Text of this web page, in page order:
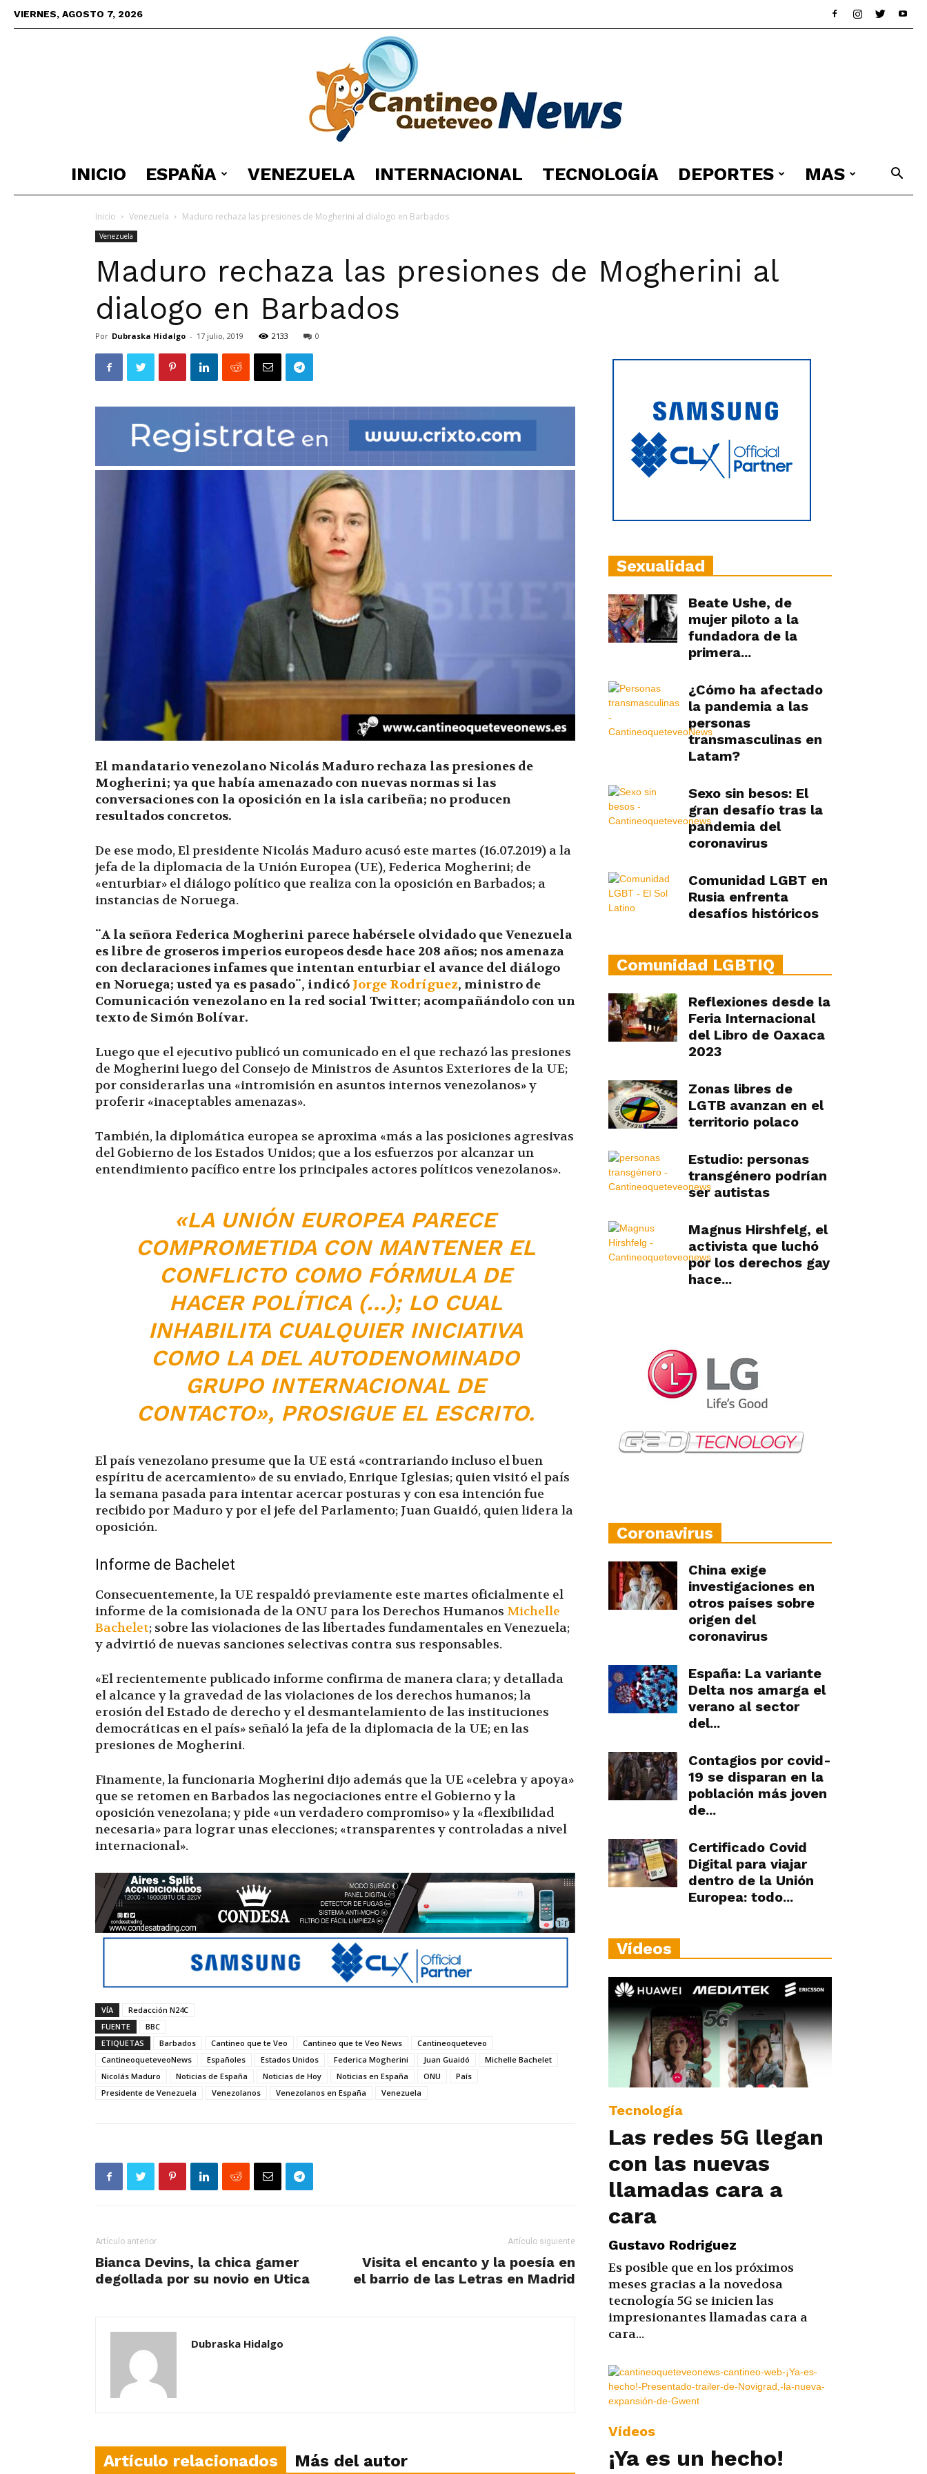
VIERNES, AGOSTO 7, 2026
España
|
|
INICIO ESPAÑA VENEZUELA INTERNACIONAL TECNOLOGÍA DEPORTES MAS
Inicio Venezuela Maduro rechaza las presiones de Mogherini al dialogo en Barbados
Venezuela
Maduro rechaza las presiones de Mogherini al
dialogo en Barbados
Por Dubraska Hidalgo - 17 julio, 2019 2133 0
El mandatario venezolano Nicolás Maduro rechaza las presiones de
Mogherini; ya que había amenazado con nuevas normas si las
conversaciones con la oposición en la isla caribeña; no producen
resultados concretos.
De ese modo, El presidente Nicolás Maduro acusó este martes (16.07.2019) a la
jefa de la diplomacia de la Unión Europea (UE), Federica Mogherini; de
«enturbiar» el diálogo político que realiza con la oposición en Barbados; a
instancias de Noruega.
¨A la señora Federica Mogherini parece habérsele olvidado que Venezuela
es libre de groseros imperios europeos desde hace 208 años; nos amenaza
con declaraciones infames que intentan enturbiar el avance del diálogo
en Noruega; usted ya es pasado¨, indicó Jorge Rodríguez, ministro de
Comunicación venezolano en la red social Twitter; acompañándolo con un
texto de Simón Bolívar.
Luego que el ejecutivo publicó un comunicado en el que rechazó las presiones
de Mogherini luego del Consejo de Ministros de Asuntos Exteriores de la UE;
por considerarlas una «intromisión en asuntos internos venezolanos» y
proferir «inaceptables amenazas».
También, la diplomática europea se aproxima «más a las posiciones agresivas
del Gobierno de los Estados Unidos; que a los esfuerzos por alcanzar un
entendimiento pacífico entre los principales actores políticos venezolanos».
«LA UNIÓN EUROPEA PARECE
COMPROMETIDA CON MANTENER EL
CONFLICTO COMO FÓRMULA DE
HACER POLÍTICA (…); LO CUAL
INHABILITA CUALQUIER INICIATIVA
COMO LA DEL AUTODENOMINADO
GRUPO INTERNACIONAL DE
CONTACTO», PROSIGUE EL ESCRITO.
El país venezolano presume que la UE está «contrariando incluso el buen
espíritu de acercamiento» de su enviado, Enrique Iglesias; quien visitó el país
la semana pasada para intentar acercar posturas y con esa intención fue
recibido por Maduro y por el jefe del Parlamento; Juan Guaidó, quien lidera la
oposición.
Informe de Bachelet
Consecuentemente, la UE respaldó previamente este martes oficialmente el
informe de la comisionada de la ONU para los Derechos Humanos Michelle
Bachelet; sobre las violaciones de las libertades fundamentales en Venezuela;
y advirtió de nuevas sanciones selectivas contra sus responsables.
«El recientemente publicado informe confirma de manera clara; y detallada
el alcance y la gravedad de las violaciones de los derechos humanos; la
erosión del Estado de derecho y el desmantelamiento de las instituciones
democráticas en el país» señaló la jefa de la diplomacia de la UE; en las
presiones de Mogherini.
Finamente, la funcionaria Mogherini dijo además que la UE «celebra y apoya»
que se retomen en Barbados las negociaciones entre el Gobierno y la
oposición venezolana; y pide «un verdadero compromiso» y la «flexibilidad
necesaria» para lograr unas elecciones; «transparentes y controladas a nivel
internacional».
VÍA
Redacción N24C
FUENTE
BBC
ETIQUETAS
Barbados Cantineo que te Veo Cantineo que te Veo News
Cantineoqueteveo
CantineoqueteveoNews
Españoles Estados Unidos Federica Mogherini Juan Guaidó
Michelle Bachelet
Nicolás Maduro
Noticias de España Noticias de Hoy Noticias en España ONU
País
Presidente de Venezuela
Venezolanos Venezolanos en España Venezuela
Artículo anterior
Bianca Devins, la chica gamer
degollada por su novio en Utica
Artículo siguiente
Visita el encanto y la poesía en
el barrio de las Letras en Madrid
Dubraska Hidalgo
Artículo relacionados Más del autor
Sexualidad
Beate Ushe, de
mujer piloto a la
fundadora de la
primera...
¿Cómo ha afectado
la pandemia a las
personas
transmasculinas en
Latam?
Sexo sin besos: El
gran desafío tras la
pandemia del
coronavirus
Comunidad LGBT en
Rusia enfrenta
desafíos históricos
Comunidad LGBTIQ
Reflexiones desde la
Feria Internacional
del Libro de Oaxaca
2023
Zonas libres de
LGTB avanzan en el
territorio polaco
Estudio: personas
transgénero podrían
ser autistas
Magnus Hirshfelg, el
activista que luchó
por los derechos gay
hace...
Coronavirus
China exige
investigaciones en
otros países sobre
origen del
coronavirus
España: La variante
Delta nos amarga el
verano al sector
del...
Contagios por covid-
19 se disparan en la
población más joven
de...
Certificado Covid
Digital para viajar
dentro de la Unión
Europea: todo...
Vídeos
Tecnología
Las redes 5G llegan
con las nuevas
llamadas cara a
cara
Gustavo Rodriguez
Es posible que en los próximos
meses gracias a la novedosa
tecnología 5G se inicien las
impresionantes llamadas cara a
cara...
Vídeos
¡Ya es un hecho!